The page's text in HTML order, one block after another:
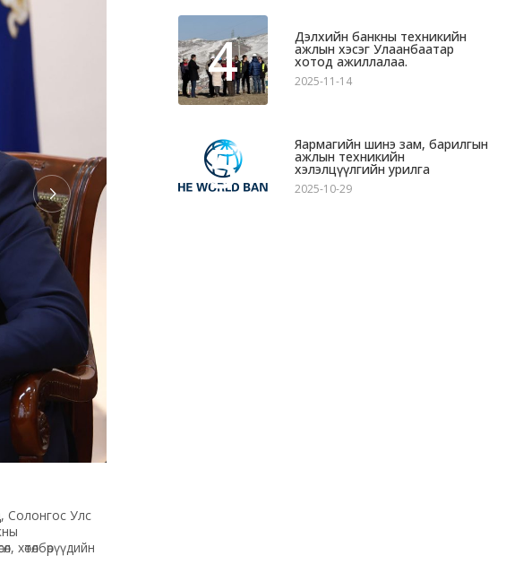
Солонгос Улс
4 Дэлхийн банкны техникийн
ажлын хэсэг Улаанбаатар
хотод ажиллалаа.
2025-11-14
5 Яармагийн шинэ зам, барилгын
ажлын техникийн
хэлэлцүүлгийн урилга
2025-10-29